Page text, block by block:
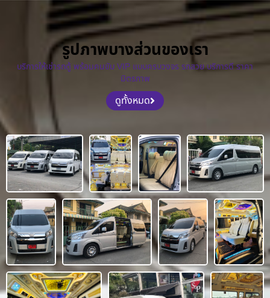
รูปภาพบางส่วนของเรา
บริการให้เช่ารถตู้ พร้อมคนขับ VIP แบบครบวงจร รถสวย บริการดี ราคา
มิตรภาพ
ดูทั้งหมด